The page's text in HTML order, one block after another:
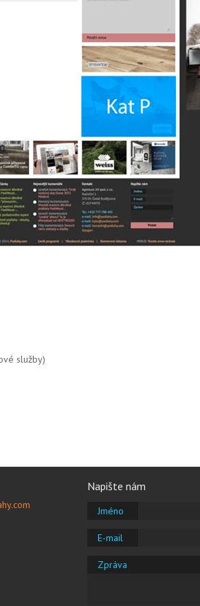
služby)
Napište nám
Jméno
E-mail
Zpráva